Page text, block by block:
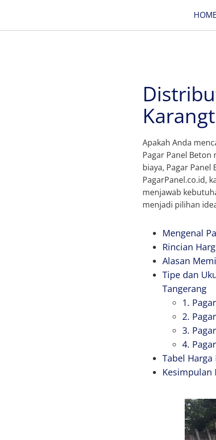
HOME
Apakah Anda
Pagar Panel
biaya, Pagar
PagarPanel.co.id,
menjawab
menjadi pilihan
Mengenal
Rincian
Alasan
Tipe dan
Tangerang
1.
2.
3.
4.
Tabel
Kesimpulan